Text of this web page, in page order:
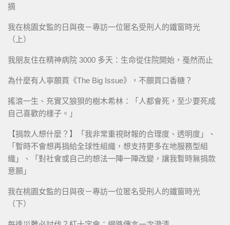
摘
我在桃園女監的日與夜－專訪一位匿名受刑人的鐵窗時光
（上）
我朋友住在精神病院 3000 多天：生命從住院開始，戞然而止
為什麼有人寧願買《The Big Issue》，不願買口香糖？
搖滾一生、充實又狼狽的樹木希林：「人都會死，至少要死成
自己喜歡的樣子。」
【捐款人想什麼？】「我非常重視財報的合理度、透明度」、
「暫時不會想再捐給全球性組織，想支持更多在地服務型組
織」、「對社會或自己的想法一陣一陣改變，讓我暫時無捐款
意願」
我在桃園女監的日與夜－專訪一位匿名受刑人的鐵窗時光
（下）